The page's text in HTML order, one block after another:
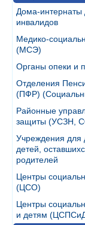
Дома-интернаты
инвалидов
Медико-
(МСЭ)
Органы опеки и
Отделения
(ПФР)
Районные
защиты (УСЗН,
Учреждения для
детей,
родителей
Центры
(ЦСО)
Центры
и детям